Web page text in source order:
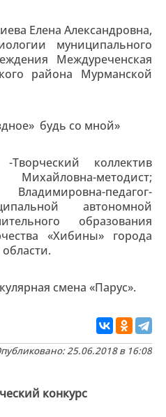
Елена Александровна,
муниципального
Междуреченская
района Мурманской
будь со мной»
-Творческий коллектив
методист;
педагог-
автономной
образования
«Хибины» города
смена «Парус».
25.06.2018 в 16:08
конкурс